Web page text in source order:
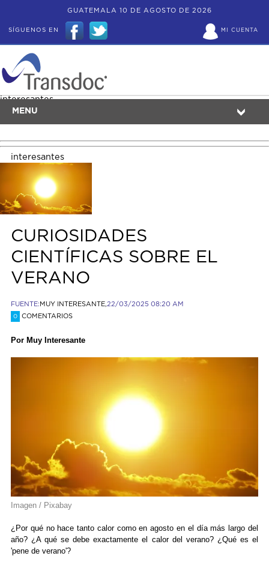
GUATEMALA 10 DE AGOSTO DE 2026
MI CUENTA
SÍGUENOS EN
MENU
interesantes
interesantes
CURIOSIDADES
CIENTÍFICAS SOBRE EL
VERANO
FUENTE: MUY INTERESANTE,22/03/2025 08:20 AM
0 COMENTARIOS
Por Muy Interesante
Imagen / Pixabay
¿Por qué no hace tanto calor como en agosto en el día más largo del
año? ¿A qué se debe exactamente el calor del verano? ¿Qué es el
'pene de verano'?